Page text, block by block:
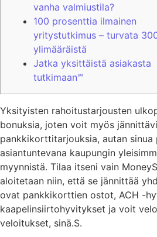
vanha valmiustila?
100 prosenttia ilmainen
yritystutkimus – turvata
ylimääräistä
Jatka yksittäistä asiakasta
tutkimaan℠
Yksityisten rahoitustarjousten
bonuksia, joten voit myös
pankkikorttitarjouksia, autan sinua
asiantuntevana kaupungin
myynnistä. Tilaa itseni vain
aloitetaan niin, että se jännittää
ovat pankkikorttien ostot, ACH -
kaapelinsiirtohyvitykset ja voit
veloitukset, sinä.S.